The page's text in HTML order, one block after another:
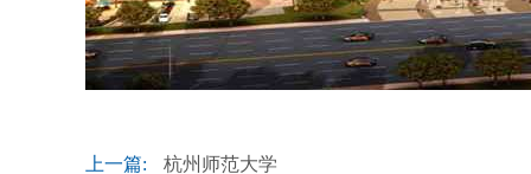
上一篇: 杭州师范大学